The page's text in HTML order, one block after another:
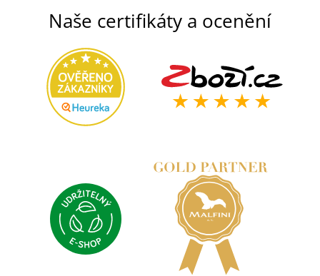
Naše certifikáty a ocenění